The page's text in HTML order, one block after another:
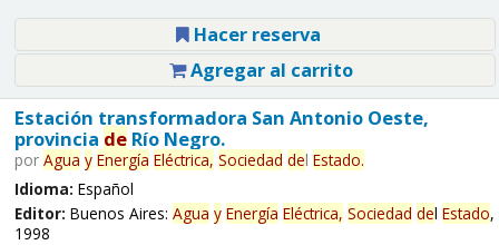
Hacer reserva
Agregar al carrito
Estación transformadora San Antonio Oeste,
provincia deRío Negro.
por Agua y Energía Eléctrica, Sociedad del Estado.
Idioma: Español
Editor: Buenos Aires: Agua y Energía Eléctrica, Sociedad del Estado,
1998